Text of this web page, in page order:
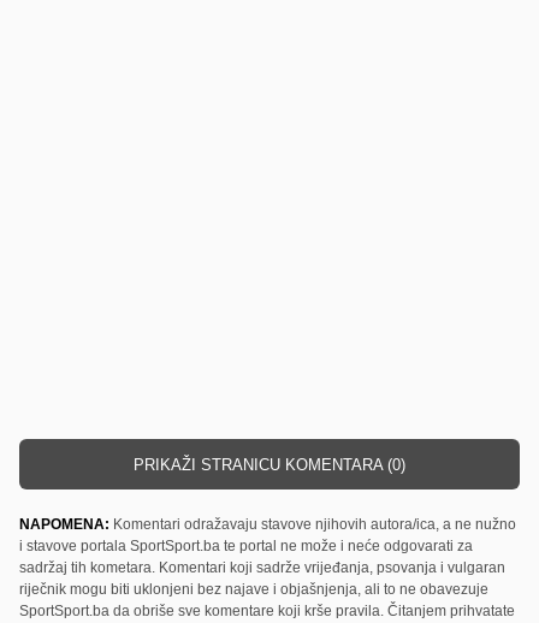
PRIKAŽI STRANICU KOMENTARA (0)
NAPOMENA: Komentari odražavaju stavove njihovih autora/ica, a ne nužno
i stavove portala SportSport.ba te portal ne može i neće odgovarati za
sadržaj tih kometara. Komentari koji sadrže vrijeđanja, psovanja i vulgaran
riječnik mogu biti uklonjeni bez najave i objašnjenja, ali to ne obavezuje
SportSport.ba da obriše sve komentare koji krše pravila. Čitanjem prihvatate